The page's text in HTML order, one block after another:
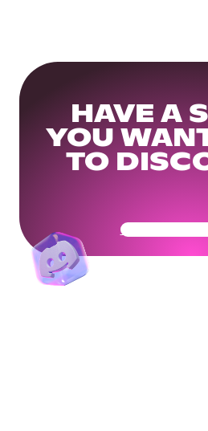
HAVE A
YOU
TO
Get Your